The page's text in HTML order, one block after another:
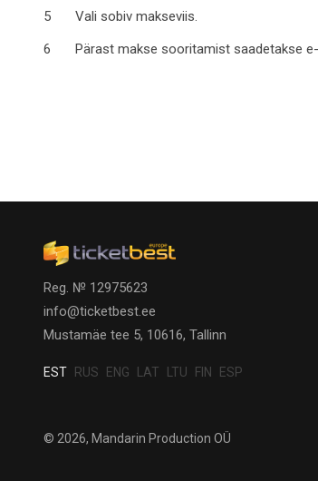
Vali sobiv makseviis.
Pärast makse sooritamist saadetakse
Reg. № 12975623
info@ticketbest.ee
Mustamäe tee 5, 10616, Tallinn
EST RUS ENG LAT LTU FIN ESP
© 2026, Mandarin Production OÜ